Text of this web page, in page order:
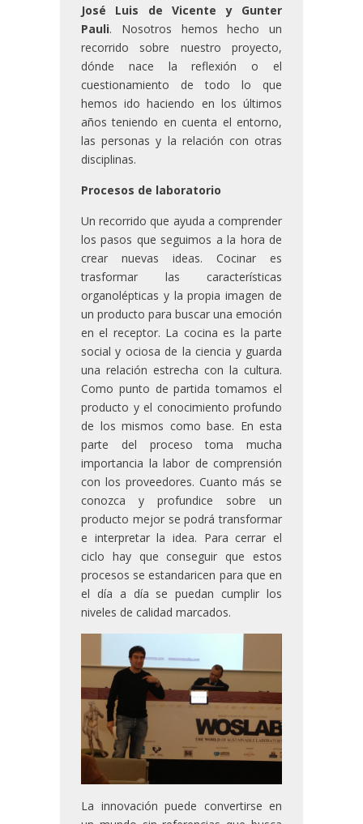
José Luis de Vicente y Gunter
Pauli. Nosotros hemos hecho un
recorrido sobre nuestro proyecto,
dónde nace la reflexión o el
cuestionamiento de todo lo que
hemos ido haciendo en los últimos
años teniendo en cuenta el entorno,
las personas y la relación con otras
disciplinas.
Procesos de laboratorio
Un recorrido que ayuda a comprender
los pasos que seguimos a la hora de
crear nuevas ideas. Cocinar es
trasformar las características
organolépticas y la propia imagen de
un producto para buscar una emoción
en el receptor. La cocina es la parte
social y ociosa de la ciencia y guarda
una relación estrecha con la cultura.
Como punto de partida tomamos el
producto y el conocimiento profundo
de los mismos como base. En esta
parte del proceso toma mucha
importancia la labor de comprensión
con los proveedores. Cuanto más se
conozca y profundice sobre un
producto mejor se podrá transformar
e interpretar la idea. Para cerrar el
ciclo hay que conseguir que estos
procesos se estandaricen para que en
el día a día se puedan cumplir los
niveles de calidad marcados.
La innovación puede convertirse en